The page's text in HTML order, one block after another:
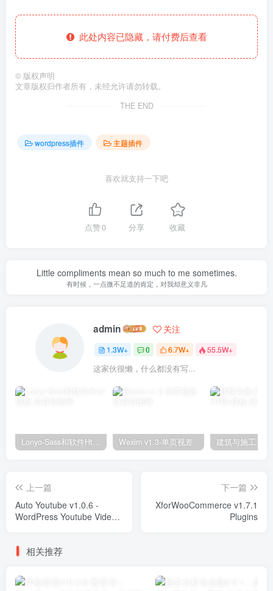
此处内容已隐藏，请付费后查看
© 版权声明
文章版权归作者所有，未经允许请勿转载。
THE END
wordpress插件 主题插件
喜欢就支持一下吧
点赞0 分享 收藏
Little compliments mean so much to me sometimes.
有时候，一点微不足道的肯定，对我却意义非凡
admin 关注
1.3W+ 0 6.7W+ 55.5W+
这家伙很懒，什么都没有写...
Lonyo-Sass和软件Html模板 Wexim v1.3-单页视差
上一篇
Auto Youtube v1.0.6 -
WordPress Youtube Video
下一篇
XforWooCommerce v1.7.1
Plugins
相关推荐